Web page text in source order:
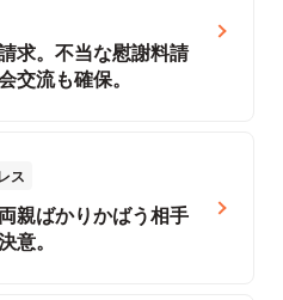
求。不当な慰謝料請
交流も確保。
ス
親ばかりかばう相手
意。